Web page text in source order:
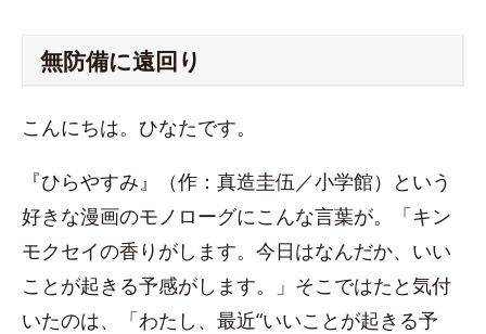
無防備に遠回り
こんにちは。ひなたです。
『ひらやすみ』（作：真造圭伍／小学館）という
好きな漫画のモノローグにこんな言葉が。「キン
モクセイの香りがします。今日はなんだか、いい
ことが起きる予感がします。」そこではたと気付
いたのは、「わたし、最近“いいことが起きる予